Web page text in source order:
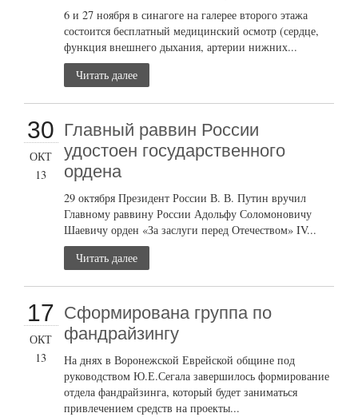
6 и 27 ноября в синагоге на галерее второго этажа
состоится бесплатный медицинский осмотр (сердце,
функция внешнего дыхания, артерии нижних...
Читать далее
30
ОКТ
13
Главный раввин России
удостоен государственного
ордена
29 октября Президент России В. В. Путин вручил
Главному раввину России Адольфу Соломоновичу
Шаевичу орден «За заслуги перед Отечеством» IV...
Читать далее
17
ОКТ
13
Сформирована группа по
фандрайзингу
На днях в Воронежской Еврейской общине под
руководством Ю.Е.Сегала завершилось формирование
отдела фандрайзинга, который будет заниматься
привлечением средств на проекты...